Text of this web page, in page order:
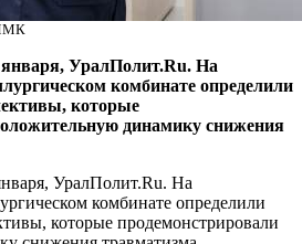
УралПолит.Ru. На
комбинате определили
которые
динамику снижения
УралПолит.Ru. На
комбинате определили
которые продемонстрировали